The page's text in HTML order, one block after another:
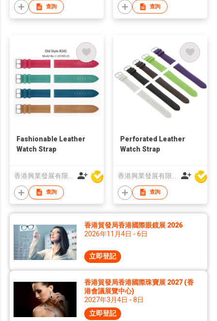
查詢 查詢
Fashionable Leather
Watch Strap
查詢
Perforated Leather
Watch Strap
查詢
香港貿發局香港國際眼鏡展 2026
2026年11月4日 - 6日
立即登記
香港貿發局香港國際珠寶展 2027 (香
港會議展覽中心)
2027年3月4日 - 8日
立即登記